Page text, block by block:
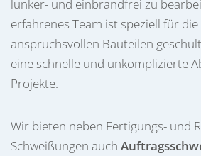
lunker- und einbrandfrei zu
erfahrenes Team ist speziell für
anspruchsvollen Bauteilen
eine schnelle und unkomplizierte
Projekte.
Wir bieten neben Fertigungs- und
Schweißungen auch